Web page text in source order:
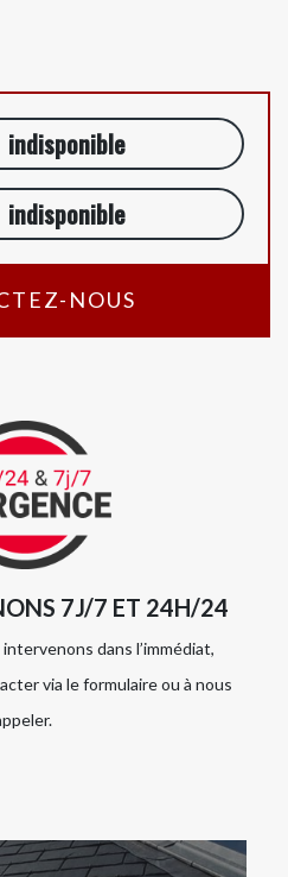
indisponible
indisponible
NOUS
7J/7 ET 24H/24
dans l’immédiat,
via le formulaire ou à nous